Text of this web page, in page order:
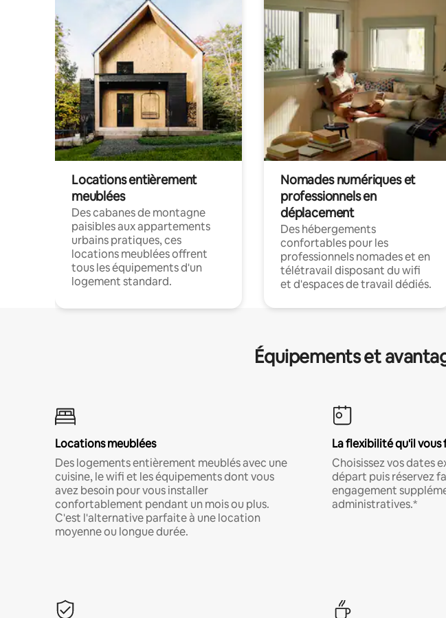
Locations entièrement
meublées
Des cabanes de montagne
paisibles aux appartements
urbains pratiques, ces
locations meublées offrent
tous les équipements d'un
logement standard.
Nomades numériques et
professionnels en
déplacement
Des hébergements
confortables pour les
professionnels nomades et en
télétravail disposant du wifi
et d'espaces de travail dédiés.
Équipements et
Locations meublées
Des logements entièrement meublés avec une
cuisine, le wifi et les équipements dont vous
avez besoin pour vous installer
confortablement pendant un mois ou plus.
C'est l'alternative parfaite à une location
moyenne ou longue durée.
La flexibilité qu'il vous
Choisissez vos dates
départ puis réservez
engagement
administratives.*